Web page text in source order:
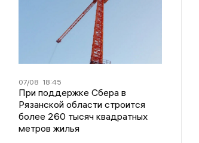
07/08 18:45
При поддержке Сбера в
Рязанской области строится
более 260 тысяч квадратных
метров жилья